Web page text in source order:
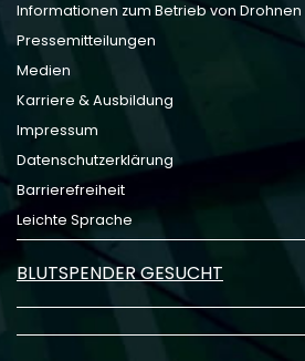
Informationen zum Betrieb von Drohnen
Pressemitteilungen
Medien
Karriere & Ausbildung
Impressum
Datenschutzerklärung
Barrierefreiheit
Leichte Sprache
BLUTSPENDER GESUCHT